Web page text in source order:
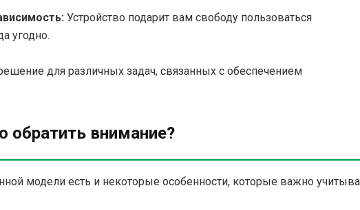
Устройство подарит вам свободу пользоваться
угодно.
для различных задач, связанных с обеспечением
обратить внимание?
модели есть и некоторые особенности, которые важно